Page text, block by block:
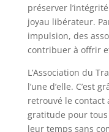
préserver
joyau libérateur.
impulsion, des
contribuer à offrir
L’Association du
l’une d’elle. C’est
retrouvé le contact
gratitude pour
leur temps sans